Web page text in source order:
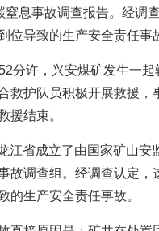
窒息事故调查报告。经
位导致的生产安全责任
分许，兴安煤矿发生一
救护队员积极开展救援
援结束。
江省成立了由国家矿山
故调查组。经调查认定
的生产安全责任事故。